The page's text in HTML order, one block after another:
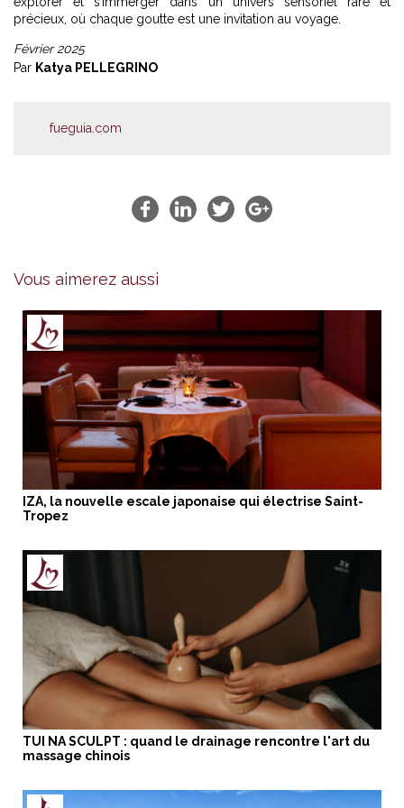
précieux, où chaque goutte est une invitation au voyage.
Février 2025
Par Katya PELLEGRINO
fueguia.com
Vous aimerez aussi
IZA, la nouvelle escale japonaise qui électrise Saint-
Tropez
TUI NA SCULPT : quand le drainage rencontre l'art du
massage chinois